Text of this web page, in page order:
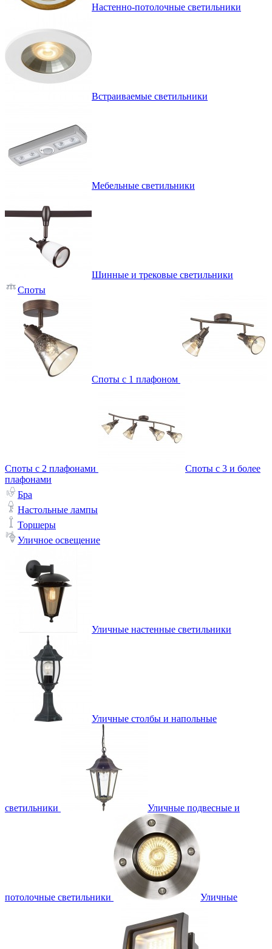
Настенно-потолочные светильники
Встраиваемые светильники
Мебельные светильники
Шинные и трековые светильники
Споты
Споты с 1 плафоном
Споты с 2 плафонами
Споты с 3 и более
плафонами
Бра
Настольные лампы
Торшеры
Уличное освещение
Уличные настенные светильники
Уличные столбы и напольные
светильники Уличные подвесные и
потолочные светильники Уличные